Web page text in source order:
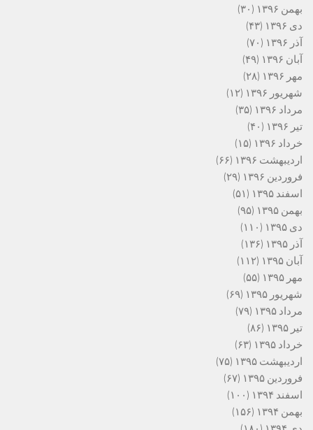
بهمن ۱۳۹۶
(۳۰)
دی ۱۳۹۶
(۴۳)
آذر ۱۳۹۶
(۷۰)
آبان ۱۳۹۶
(۴۹)
مهر ۱۳۹۶
(۲۸)
شهریور ۱۳۹۶
(۱۲)
مرداد ۱۳۹۶
(۳۵)
تیر ۱۳۹۶
(۴۰)
خرداد ۱۳۹۶
(۱۵)
اردیبهشت ۱۳۹۶
(۶۶)
فروردین ۱۳۹۶
(۲۹)
اسفند ۱۳۹۵
(۵۱)
بهمن ۱۳۹۵
(۹۵)
دی ۱۳۹۵
(۱۱۰)
آذر ۱۳۹۵
(۱۳۶)
آبان ۱۳۹۵
(۱۱۲)
مهر ۱۳۹۵
(۵۵)
شهریور ۱۳۹۵
(۶۹)
مرداد ۱۳۹۵
(۷۹)
تیر ۱۳۹۵
(۸۶)
خرداد ۱۳۹۵
(۶۳)
اردیبهشت ۱۳۹۵
(۷۵)
فروردین ۱۳۹۵
(۶۷)
اسفند ۱۳۹۴
(۱۰۰)
بهمن ۱۳۹۴
(۱۵۶)